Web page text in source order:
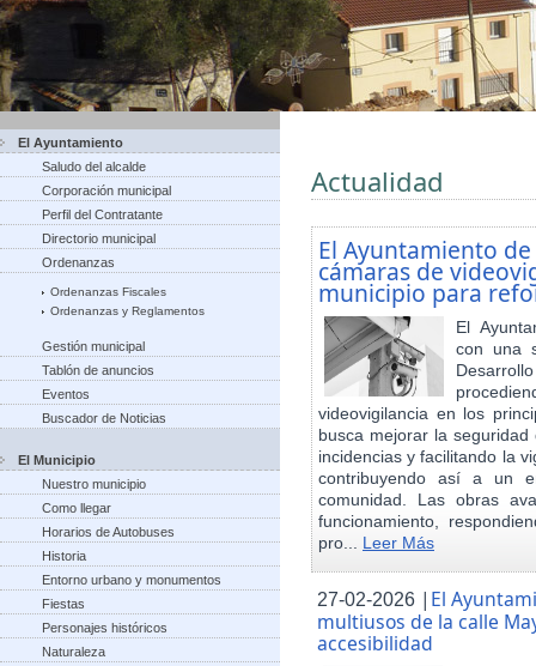
El Ayuntamiento
Saludo del alcalde
Corporación municipal
Perfil del Contratante
Directorio municipal
Ordenanzas
Ordenanzas Fiscales
Ordenanzas y Reglamentos
Gestión municipal
Tablón de anuncios
Eventos
Buscador de Noticias
El Municipio
Nuestro municipio
Como llegar
Horarios de Autobuses
Historia
Entorno urbano y monumentos
Fiestas
Personajes históricos
Naturaleza
Actualidad
El Ayuntamiento
cámaras de
municipio para
El
con una
videovigilancia en los
busca mejorar la
incidencias y facilitando la
contribuyendo así a un
comunidad. Las obras
funcionamiento,
pro... Leer Más
27-02-2026 | El
multiusos de la calle
accesibilidad